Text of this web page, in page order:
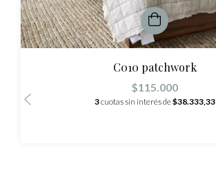
C010 patchwork
$115.000
3cuotas sin interés de$38.333,33